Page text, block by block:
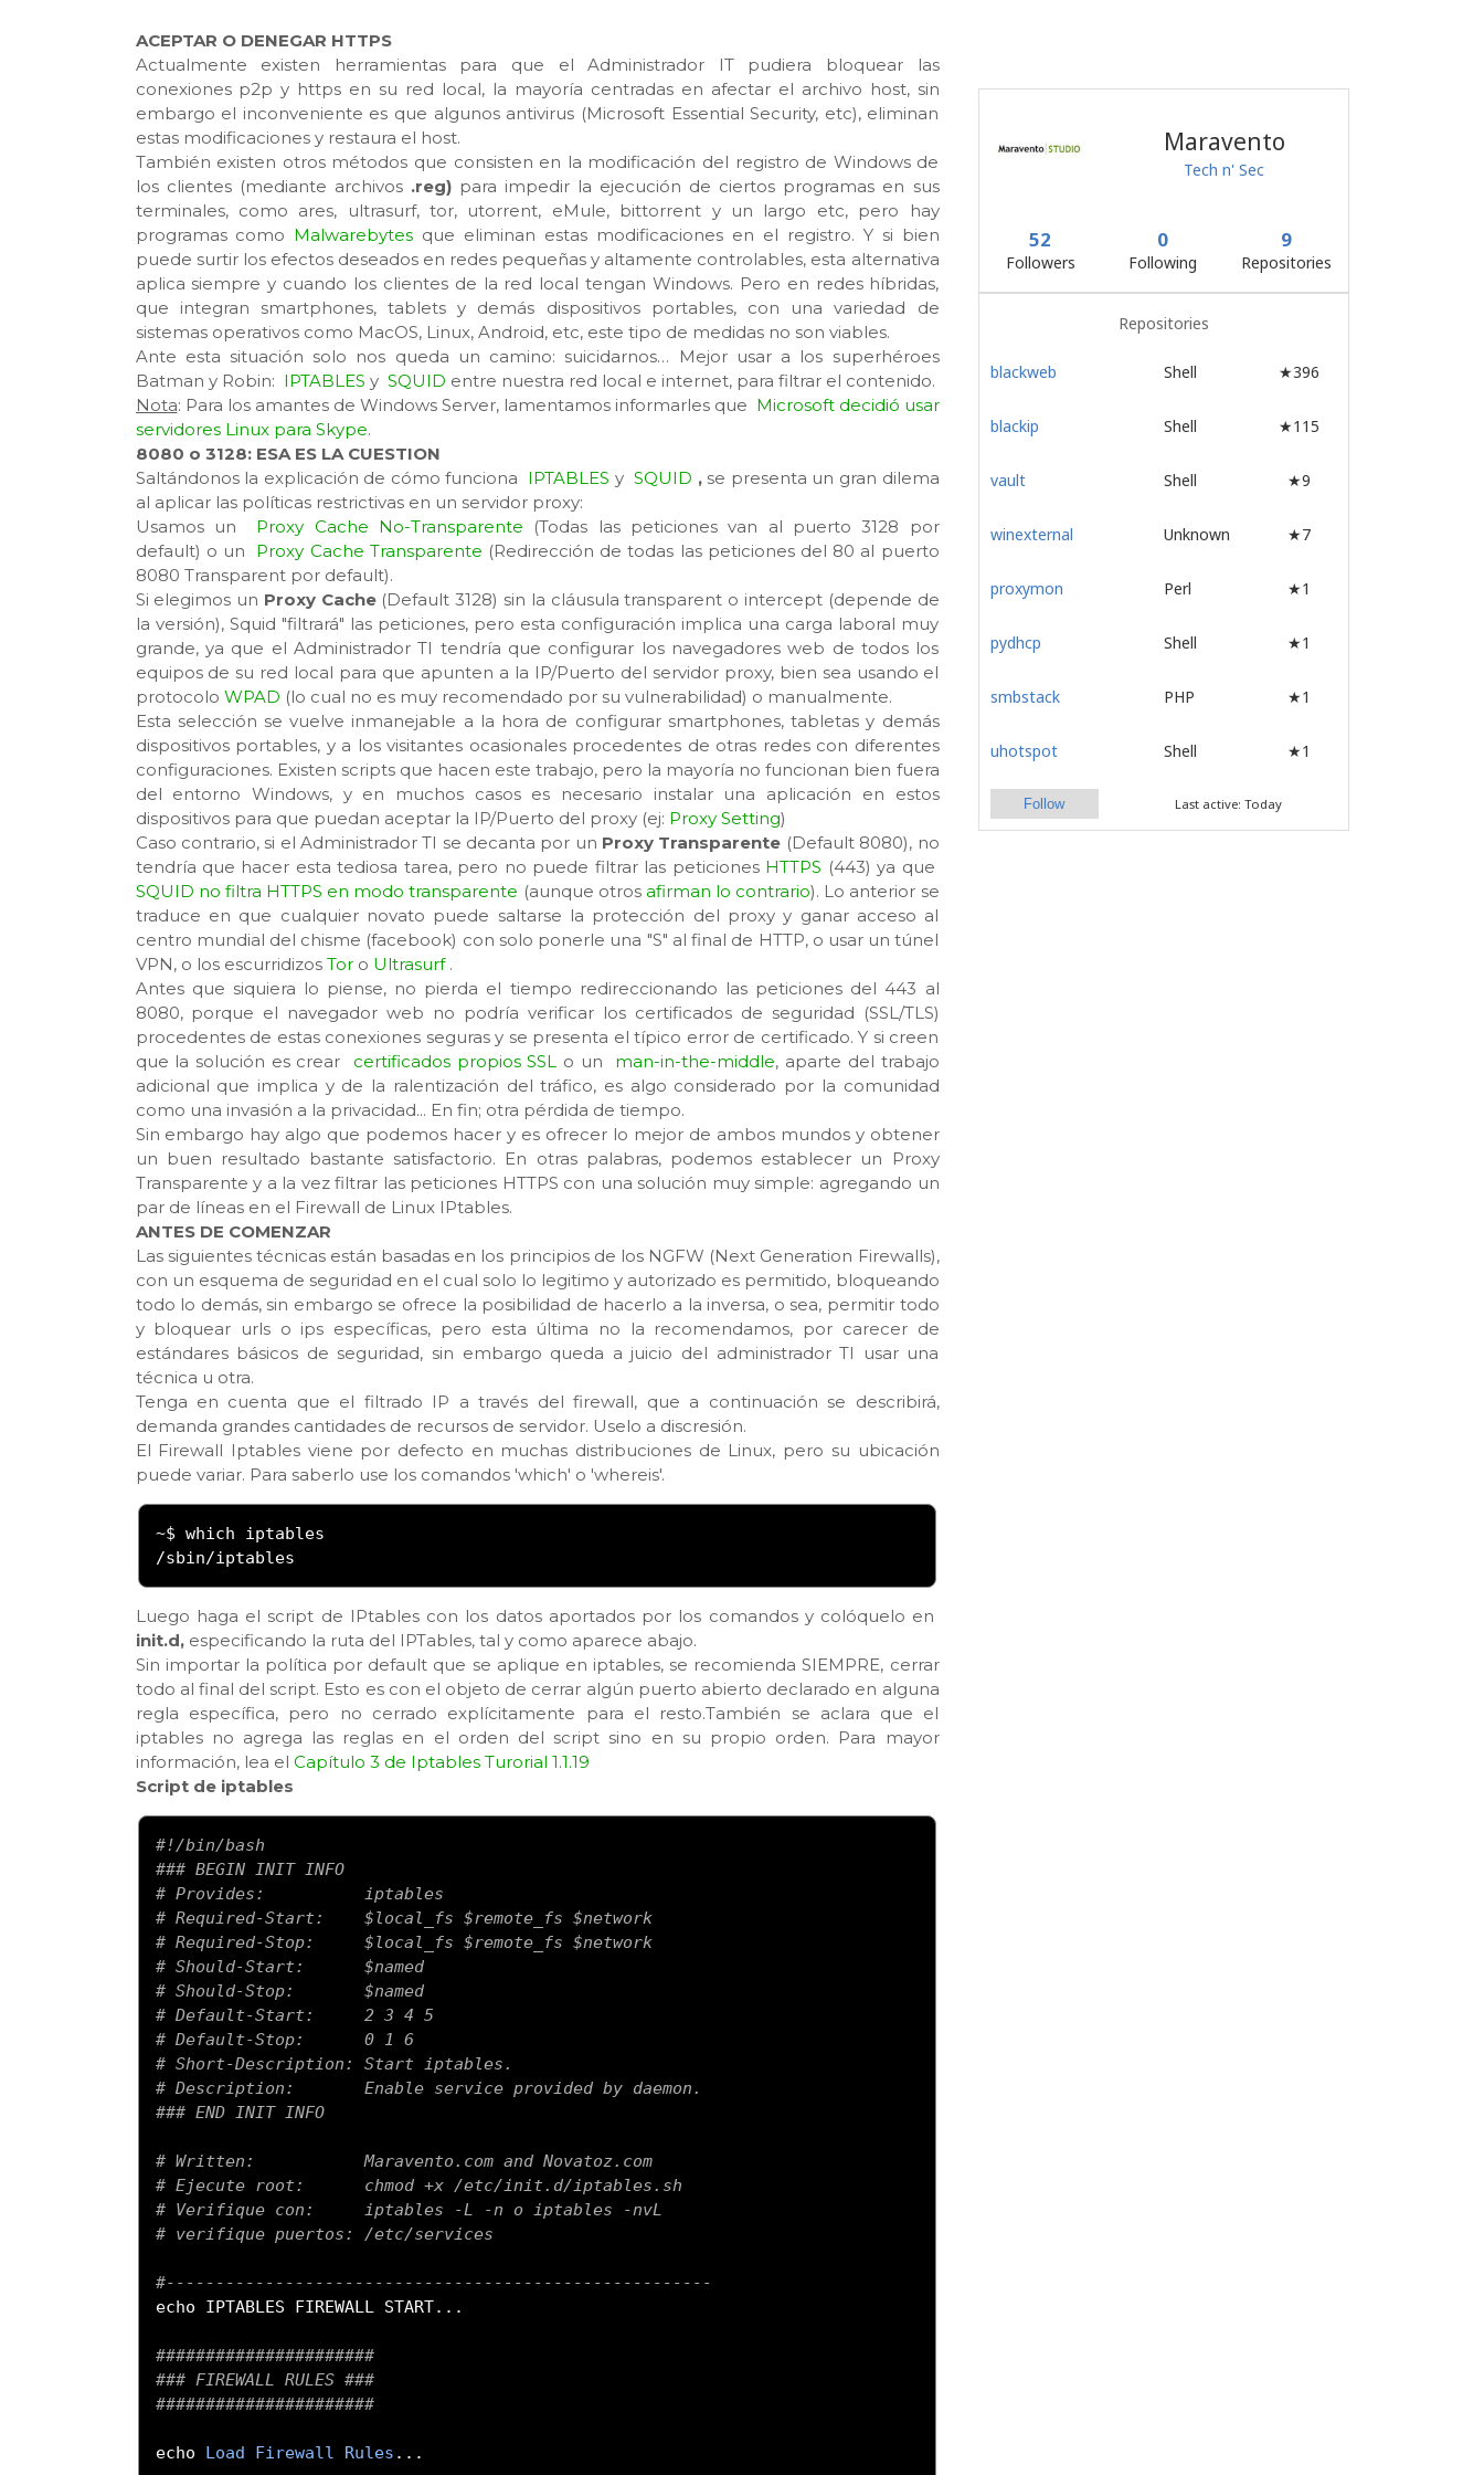
ACEPTAR O DENEGAR HTTPS
Actualmente existen herramientas para que el Administrador IT pudiera bloquear las
conexiones p2p y https en su red local, la mayoría centradas en afectar el archivo host, sin
embargo el inconveniente es que algunos antivirus (Microsoft Essential Security, etc), eliminan
estas modificaciones y restaura el host.
También existen otros métodos que consisten en la modificación del registro de Windows de
los clientes (mediante archivos .reg)para impedir la ejecución de ciertos programas en sus
terminales, como ares, ultrasurf, tor, utorrent, eMule, bittorrent y un largo etc, pero hay
programas como Malwarebytes que eliminan estas modificaciones en el registro. Y si bien
puede surtir los efectos deseados en redes pequeñas y altamente controlables, esta alternativa
aplica siempre y cuando los clientes de la red local tengan Windows. Pero en redes híbridas,
que integran smartphones, tablets y demás dispositivos portables, con una variedad de
sistemas operativos como MacOS, Linux, Android, etc, este tipo de medidas no son viables.
Ante esta situación solo nos queda un camino: suicidarnos… Mejor usar a los superhéroes
Batman y Robin: IPTABLES y SQUID entre nuestra red local e internet, para filtrar el contenido.
Nota: Para los amantes de Windows Server, lamentamos informarles que Microsoft decidió usar
servidores Linux para Skype.
8080 o 3128: ESA ES LA CUESTION
Saltándonos la explicación de cómo funciona IPTABLES ySQUID ,se presenta un gran dilema
al aplicar las políticas restrictivas en un servidor proxy:
Usamos un Proxy Cache No-Transparente (Todas las peticiones van al puerto 3128 por
default) o un Proxy Cache Transparente (Redirección de todas las peticiones del 80 al puerto
8080 Transparent por default).
Si elegimos un Proxy Cache(Default 3128) sin la cláusula transparent o intercept (depende de
la versión), Squid "filtrará" las peticiones, pero esta configuración implica una carga laboral muy
grande, ya que el Administrador TI tendría que configurar los navegadores web de todos los
equipos de su red local para que apunten a la IP/Puerto del servidor proxy, bien sea usando el
protocolo WPAD (lo cual no es muy recomendado por su vulnerabilidad) o manualmente.
Esta selección se vuelve inmanejable a la hora de configurar smartphones, tabletas y demás
dispositivos portables, y a los visitantes ocasionales procedentes de otras redes con diferentes
configuraciones. Existen scripts que hacen este trabajo, pero la mayoría no funcionan bien fuera
del entorno Windows, y en muchos casos es necesario instalar una aplicación en estos
dispositivos para que puedan aceptar la IP/Puerto del proxy (ej: Proxy Setting)
Caso contrario, si el Administrador TI se decanta por un Proxy Transparente (Default 8080), no
tendría que hacer esta tediosa tarea, pero no puede filtrar las peticiones HTTPS (443) ya que
SQUID no filtra HTTPS en modo transparente (aunque otros afirman lo contrario). Lo anterior se
traduce en que cualquier novato puede saltarse la protección del proxy y ganar acceso al
centro mundial del chisme (facebook) con solo ponerle una "S" al final de HTTP, o usar un túnel
VPN, o los escurridizos Toro Ultrasurf.
Antes que siquiera lo piense, no pierda el tiempo redireccionando las peticiones del 443 al
8080, porque el navegador web no podría verificar los certificados de seguridad (SSL/TLS)
procedentes de estas conexiones seguras y se presenta el típico error de certificado. Y si creen
que la solución es crear certificados propios SSL o un man-in-the-middle, aparte del trabajo
adicional que implica y de la ralentización del tráfico, es algo considerado por la comunidad
como una invasión a la privacidad... En fin; otra pérdida de tiempo.
Sin embargo hay algo que podemos hacer y es ofrecer lo mejor de ambos mundos y obtener
un buen resultado bastante satisfactorio. En otras palabras, podemos establecer un Proxy
Transparente y a la vez filtrar las peticiones HTTPS con una solución muy simple: agregando un
par de líneas en el Firewall de Linux IPtables.
ANTES DE COMENZAR
Las siguientes técnicas están basadas en los principios de los NGFW (Next Generation Firewalls),
con un esquema de seguridad en el cual solo lo legitimo y autorizado es permitido, bloqueando
todo lo demás, sin embargo se ofrece la posibilidad de hacerlo a la inversa, o sea, permitir todo
y bloquear urls o ips específicas, pero esta última no la recomendamos, por carecer de
estándares básicos de seguridad, sin embargo queda a juicio del administrador TI usar una
técnica u otra.
Tenga en cuenta que el filtrado IP a través del firewall, que a continuación se describirá,
demanda grandes cantidades de recursos de servidor. Uselo a discresión.
El Firewall Iptables viene por defecto en muchas distribuciones de Linux, pero su ubicación
puede variar. Para saberlo use los comandos 'which' o 'whereis'.
~
/sbin/iptables
Luego haga el script de IPtables con los datos aportados por los comandos y colóquelo en
init.d, especificando la ruta del IPTables, tal y como aparece abajo.
Sin importar la política por default que se aplique en iptables, se recomienda SIEMPRE, cerrar
todo al final del script. Esto es con el objeto de cerrar algún puerto abierto declarado en alguna
regla específica, pero no cerrado explícitamente para el resto.También se aclara que el
iptables no agrega las reglas en el orden del script sino en su propio orden. Para mayor
información, lea el Capítulo 3 de Iptables Turorial 1.1.19
Script de iptables
#!/bin/bash
### BEGIN INIT INFO
# Provides:          iptables
# Required-Start:    $local_fs $remote_fs $network
# Required-Stop:     $local_fs $remote_fs $network
# Should-Start:      $named
# Should-Stop:       $named
# Default-Start:     2 3 4 5
# Default-Stop:      0 1 6
# Short-Description: Start iptables.
# Description:       Enable service provided by daemon.
### END INIT INFO
# Written:           Maravento.com and Novatoz.com
# Ejecute root:      chmod +x /etc/init.d/iptables.sh
# Verifique con:     iptables -L -n o iptables -nvL
# verifique puertos: /etc/services
#-------------------------------------------------------
echo IPTABLES FIREWALL START...
######################
### FIREWALL RULES ###
######################
echo Load Firewall Rules ...
Maravento
Tech n' Sec
52
Followers
0
Following
9
Repositories
Repositories
blackweb Shell ★396
blackip Shell ★115
vault Shell ★9
winexternal Unknown ★7
proxymon Perl ★1
pydhcp Shell ★1
smbstack PHP ★1
uhotspot Shell ★1
Follow Last active: Today